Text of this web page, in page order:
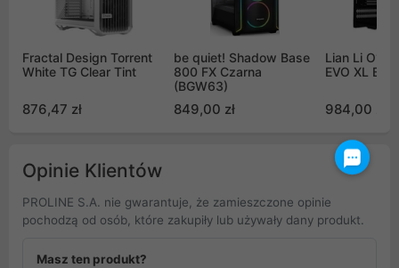
Fractal Design Torrent
White TG Clear Tint
876,47 zł
be quiet! Shadow Base
800 FX Czarna
(BGW63)
849,00 zł
Lian Li O11
EVO XL
984,00 zł
Opinie Klientów
PROLINE S.A. nie gwarantuje, że zamieszczone opinie
pochodzą od osób, które zakupiły lub używały dany produkt.
Masz ten produkt?